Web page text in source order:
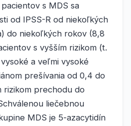
s MDS sa
od IPSS-R od niekoľkých
do niekoľkých rokov (8,8
s vyšším rizikom (t.
a veľmi vysoké
prešívania od 0,4 do
rizikom prechodu do
liečebnou
MDS je 5-azacytidín